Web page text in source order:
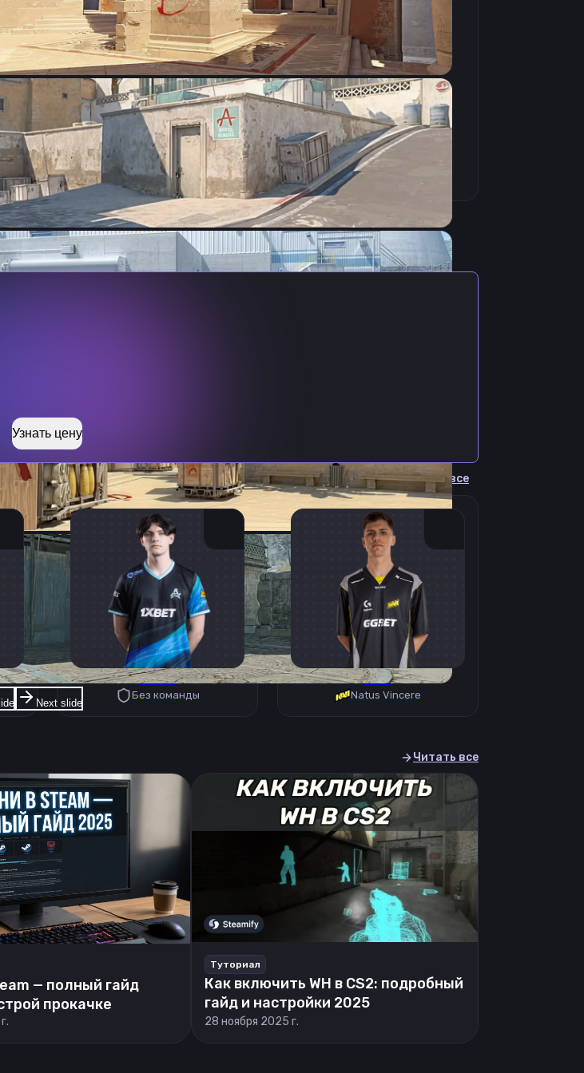
Next slide
sFw9b-dHiXx-VXUA2-hif4D
Скопировать
чтобы вы могли играть с актуальными настройками игрока.
Узнать цену
Cмотреть все
deko
Без команды
B1T
Natus Vincere
Читать все
— полный гайд
прокачке
Туториал
Как включить WH в CS2: подробный
гайд и настройки 2025
28 ноября 2025 г.